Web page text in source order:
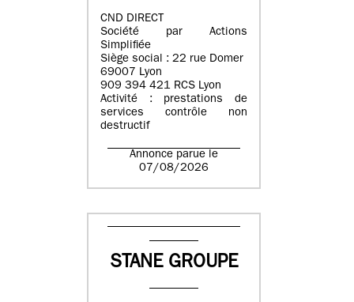
CND DIRECT
Société par Actions
Simplifiée
Siège social : 22 rue Domer
69007 Lyon
909 394 421 RCS Lyon
Activité : prestations de
services contrôle non
destructif
Annonce parue le
07/08/2026
STANE GROUPE